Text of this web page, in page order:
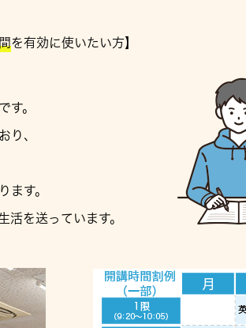
を有効に使いたい方】
す。
り、
ます。
活を送っています。